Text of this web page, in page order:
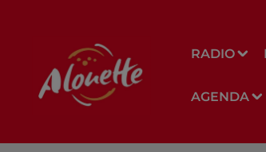
RADIO
AGENDA